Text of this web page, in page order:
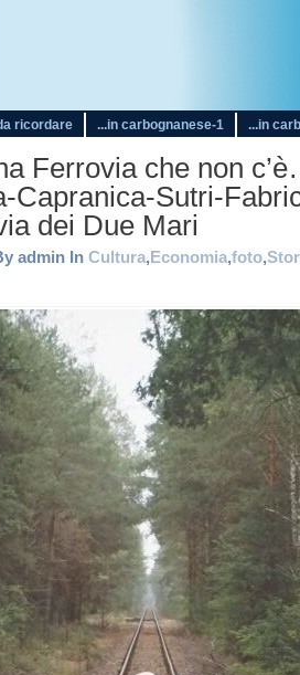
ricordare ...in carbognanese-1 ...in
Ferrovia che non
Capranica-Sutri-
dei Due Mari
admin In Cultura,Economia,foto,